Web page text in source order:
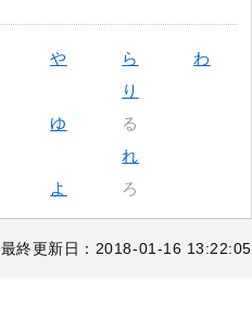
や ら
わ
り
ゆ
る
れ
よ ろ
最終更新日：2018-01-16 13:22:05